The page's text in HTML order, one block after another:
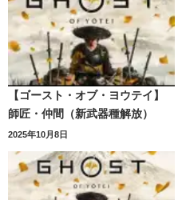
【ゴースト・オブ・ヨウテイ】
師匠・仲間（新武器種解放）
2025年10月8日